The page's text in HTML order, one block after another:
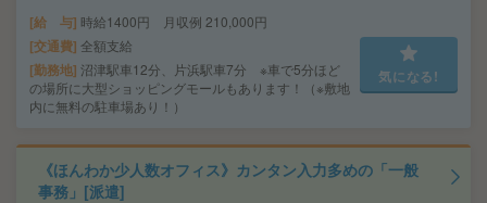
給 与 時給1400円 月収例 210,000円
交通費 全額支給
勤務地 沼津駅車12分、片浜駅車7分 ※車で5分ほど
の場所に大型ショッピングモールもあります！（※敷地
内に無料の駐車場あり！）
気になる!
《ほんわか少人数オフィス》カンタン入力多めの「一般
事務」[派遣]